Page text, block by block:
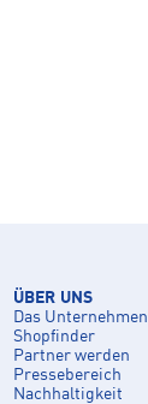
ÜBER UNS
Das Unternehmen
Shopfinder
Partner werden
Pressebereich
Nachhaltigkeit